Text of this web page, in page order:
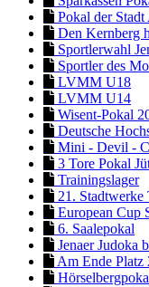
Pokal der Stadt
Den Kernberg
Sportlerwahl
Sportler des
LVMM U18
LVMM U14
Wisent-Pokal
Deutsche
Mini - Devil -
3 Tore Pokal
Trainingslager
21.
European Cup
6. Saalepokal
Jenaer Judoka
Am Ende Platz